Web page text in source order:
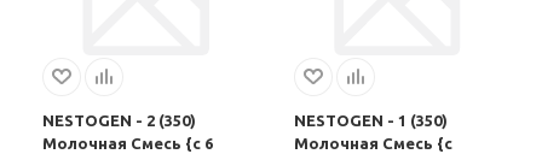
NESTOGEN - 2 (350)
Молочная Смесь {с 6
NESTOGEN - 1 (350)
Молочная Смесь {с